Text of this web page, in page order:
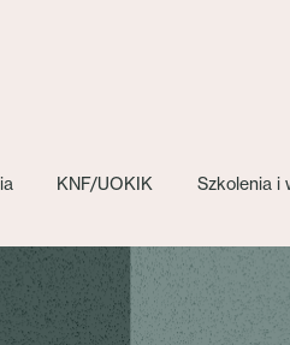
KNF/UOKIK Szkolenia i